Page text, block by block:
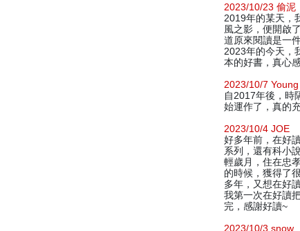
2023/10/23 偷泥
2019年的某天，
風之影，便開啟
道原來閱讀是一
2023年的今天，
本的好書，真心
2023/10/7 Young
自2017年後，時
始運作了，真的
2023/10/4 JOE
好多年前，在好
系列，還有科小
輕歲月，住在忠
的時候，獲得了
多年，又想在好
我第一次在好讀
完，感謝好讀~
2023/10/3 snow